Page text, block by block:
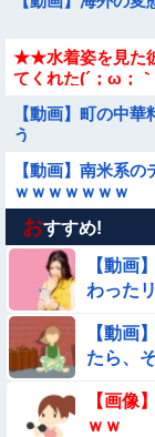
★★水着姿を見た
てくれた(´；ω；
【動画】町の中
う
【動画】南米系
ｗｗｗｗｗｗｗ
【恐怖】エスカレ
【動画】ロシア
ｗｗｗｗｗ
【要審議】４歳
【画像】お前ら
おすすめ!
【動画
わった
【動画
たら、
【画像
ｗｗ